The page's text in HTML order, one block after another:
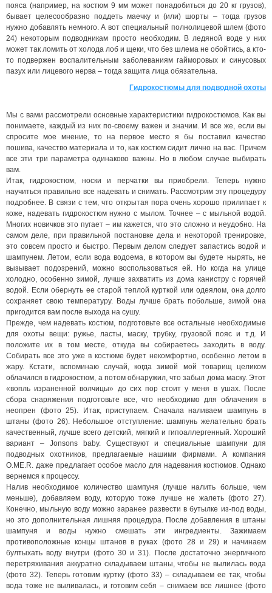
пояса (например, на костюм 9 мм может понадобиться до 20 кг грузов),
бывает целесообразно поддеть маечку и (или) шорты – тогда грузов
нужно добавлять немного. А вот специальный полнолицевой шлем (фото
24) некоторым подводникам просто необходим. В ледяной воде у них
может так ломить от холода лоб и щеки, что без шлема не обойтись, а кто-
то подвержен воспалительным заболеваниям гайморовых и синусовых
пазух или лицевого нерва – тогда защита лица обязательна.
Гидрокостюмы для подводной охоты
Мы с вами рассмотрели основные характеристики гидрокостюмов. Как вы
понимаете, каждый из них по-своему важен и значим. И все же, если вы
спросите мое мнение, то на первое место я бы поставил качество
пошива, качество материала и то, как костюм сидит лично на вас. Причем
все эти три параметра одинаково важны. Но в любом случае выбирать
вам.
Итак, гидрокостюм, носки и перчатки вы приобрели. Теперь нужно
научиться правильно все надевать и снимать. Рассмотрим эту процедуру
подробнее. В связи с тем, что открытая пора очень хорошо прилипает к
коже, надевать гидрокостюм нужно с мылом. Точнее – с мыльной водой.
Многих новичков это пугает – им кажется, что это сложно и неудобно. На
самом деле, при правильной постановке дела и некоторой тренировке,
это совсем просто и быстро. Первым делом следует запастись водой и
шампунем. Летом, если вода водоема, в котором вы будете нырять, не
вызывает подозрений, можно воспользоваться ей. Но когда на улице
холодно, особенно зимой, лучше захватить из дома канистру с горячей
водой. Если обернуть ее старой теплой курткой или одеялом, она долго
сохраняет свою температуру. Воды лучше брать побольше, зимой она
пригодится вам после выхода на сушу.
Прежде, чем надевать костюм, подготовьте все остальные необходимые
для охоты вещи: ружье, ласты, маску, трубку, грузовой пояс и т.д. И
положите их в том месте, откуда вы собираетесь заходить в воду.
Собирать все это уже в костюме будет некомфортно, особенно летом в
жару. Кстати, вспоминаю случай, когда зимой мой товарищ целиком
облачился в гидрокостюм, а потом обнаружил, что забыл дома маску. Этот
«вопль израненной волчицы» до сих пор стоит у меня в ушах. После
сбора снаряжения подготовьте все, что необходимо для облачения в
неопрен (фото 25). Итак, приступаем. Сначала наливаем шампунь в
штаны (фото 26). Небольшое отступление: шампунь желательно брать
качественный, лучше всего детский, мягкий и гипоаллергенный. Хороший
вариант – Jonsons baby. Существуют и специальные шампуни для
подводных охотников, предлагаемые нашими фирмами. А компания
O.ME.R. даже предлагает особое масло для надевания костюмов. Однако
вернемся к процессу.
Налив необходимое количество шампуня (лучше налить больше, чем
меньше), добавляем воду, которую тоже лучше не жалеть (фото 27).
Конечно, мыльную воду можно заранее развести в бутылке из-под воды,
но это дополнительная лишняя процедура. После добавления в штаны
шампуня и воды нужно смешать эти ингредиенты. Зажимаем
противоположные концы штанов в руках (фото 28 и 29) и начинаем
бултыхать воду внутри (фото 30 и 31). После достаточно энергичного
перетряхивания аккуратно складываем штаны, чтобы не вылилась вода
(фото 32). Теперь готовим куртку (фото 33) – складываем ее так, чтобы
вода тоже не выливалась, и готовим себя – снимаем все лишнее (фото